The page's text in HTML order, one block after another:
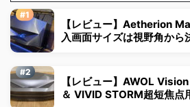
【レビュー】Aetherion
入画面サイズは視野角から
【レビュー】AWOL
＆ VIVID STORM超短焦点